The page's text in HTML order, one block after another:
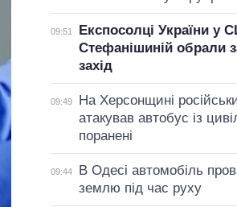
09:51
Експосолці України у
Стефанішиній обрали
захід
09:49
На Херсонщині
атакував автобус із
поранені
09:44
В Одесі автомобіль
землю під час руху